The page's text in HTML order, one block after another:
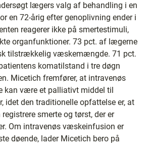
lægers valg af behandling i en
en 72-årig efter genoplivning ender i
reagerer ikke på smertestimuli,
organfunktioner. 73 pct. af lægerne
tilstrækkelig væskemængde. 71 pct.
komatilstand i tre døgn
Micetich fremfører, at intravenøs
kan være et palliativt middel til
idet den traditionelle opfattelse er, at
smerte og tørst, der er
Om intravenøs væskeinfusion er
døende, lader Micetich bero på